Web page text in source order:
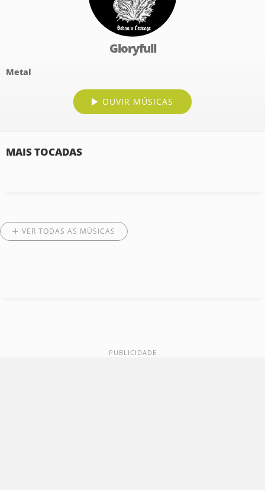
Gloryfull
Metal
OUVIR MÚSICAS
MAIS TOCADAS
VER TODAS AS MÚSICAS